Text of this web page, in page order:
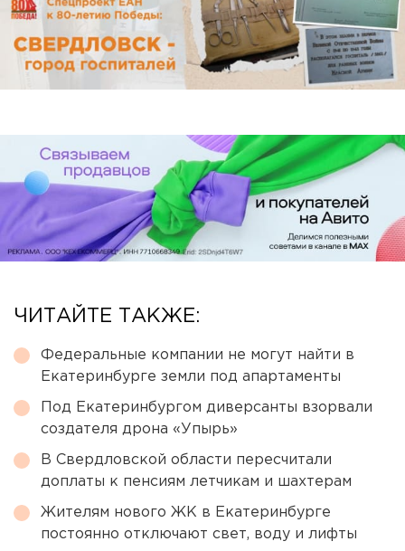
ЧИТАЙТЕ ТАКЖЕ:
Федеральные компании не могут найти в
Екатеринбурге земли под апартаменты
Под Екатеринбургом диверсанты взорвали
создателя дрона «Упырь»
В Свердловской области пересчитали
доплаты к пенсиям летчикам и шахтерам
Жителям нового ЖК в Екатеринбурге
постоянно отключают свет, воду и лифты